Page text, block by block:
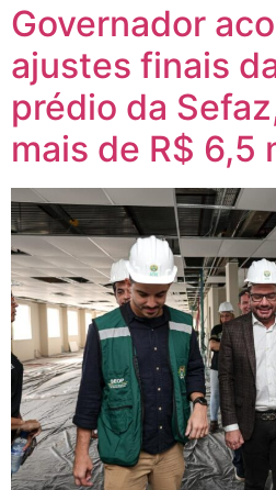
Governador
ajustes finais
prédio da
mais de R$ 6,5